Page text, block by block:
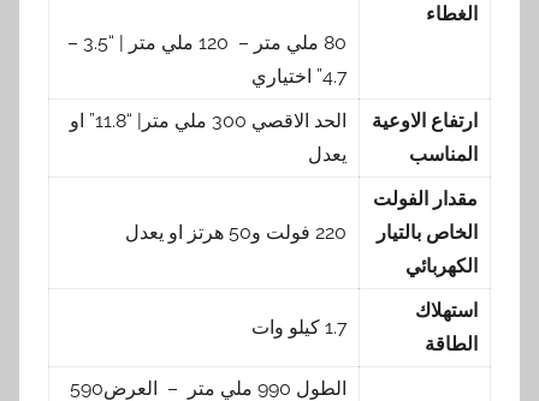
الغطاء
80 ملي متر – 120 ملي متر | “3.5 –
4.7” اختياري
ارتفاع الاوعية
المناسب
الحد الاقصي 300 ملي متر| “11.8” او
يعدل
مقدار الفولت
الخاص بالتيار
الكهربائي
220 فولت و50 هرتز او يعدل
استهلاك
الطاقة
1.7 كيلو وات
الطول 990 ملي متر – العرض590